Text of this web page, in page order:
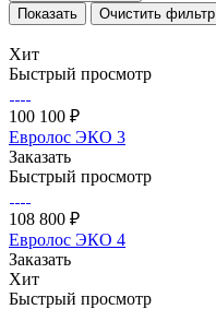
Очистить фильтр
Хит
Быстрый просмотр
100 100 ₽
Евролос ЭКО 3
Заказать
Быстрый просмотр
108 800 ₽
Евролос ЭКО 4
Заказать
Хит
Быстрый просмотр